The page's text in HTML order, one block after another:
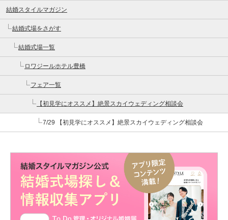
結婚スタイルマガジン
結婚式場をさがす
結婚式場一覧
ロワジールホテル豊橋
フェア一覧
【初見学にオススメ】絶景スカイウェディング相談会
7/29 【初見学にオススメ】絶景スカイウェディング相談会